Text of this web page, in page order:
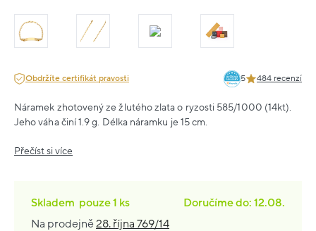
Obdržíte certifikát pravosti 5 484 recenzí
Náramek zhotovený ze žlutého zlata o ryzosti 585/1000 (14kt).
Jeho váha činí 1.9 g. Délka náramku je 15 cm.
Přečíst si více
Skladem pouze1 ks
Doručíme do: 12.08.
Na prodejně28. října 769/14